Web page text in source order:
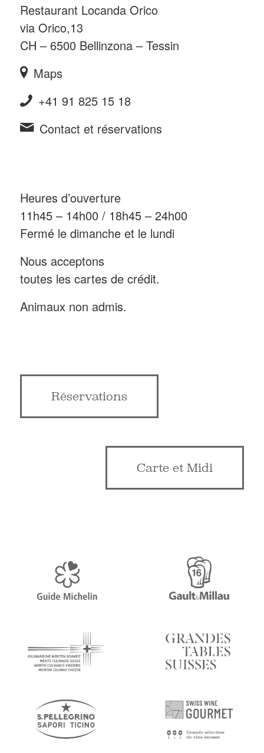
Restaurant Locanda Orico
via Orico,13
CH – 6500 Bellinzona – Tessin
Maps
+41 91 825 15 18
Contact et réservations
Heures d’ouverture
11h45 – 14h00 / 18h45 – 24h00
Fermé le dimanche et le lundi
Nous acceptons
toutes les cartes de crédit.
Animaux non admis.
Réservations
Carte et Midi